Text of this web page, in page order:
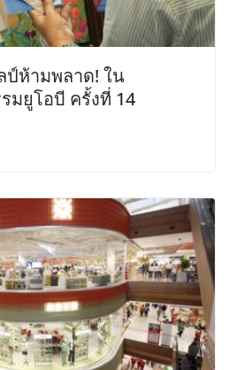
ป์ห้ามพลาด! ใน
มยูโอบี ครั้งที่ 14